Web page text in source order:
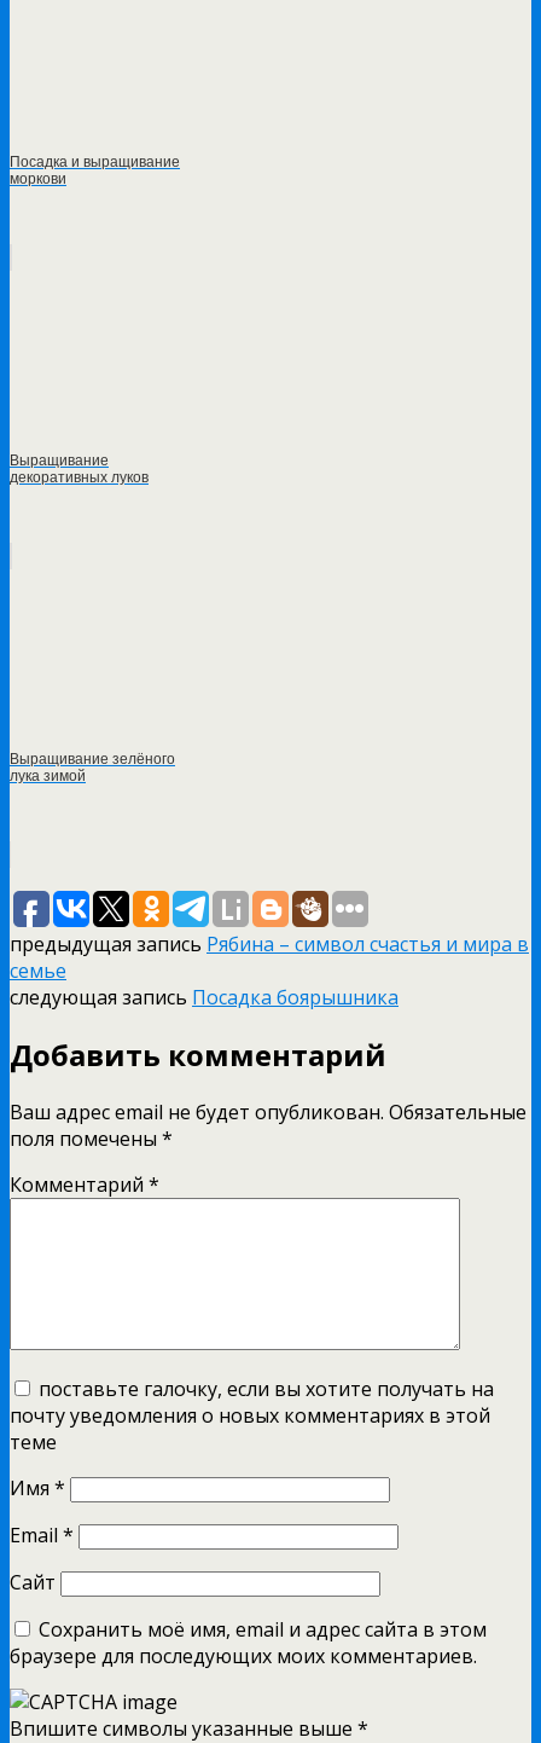
Посадка и выращивание
моркови
Выращивание
декоративных луков
Выращивание зелёного
лука зимой
предыдущая запись Рябина – символ счастья и мира в
семье
следующая запись Посадка боярышника
Добавить комментарий
Ваш адрес email не будет опубликован. Обязательные
поля помечены *
Комментарий *
поставьте галочку, если вы хотите получать на
почту уведомления о новых комментариях в этой
теме
Имя *
Email *
Сайт
Сохранить моё имя, email и адрес сайта в этом
браузере для последующих моих комментариев.
Впишите символы указанные выше *